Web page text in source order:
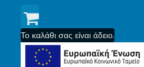
Το καλάθι σας είναι άδειο.